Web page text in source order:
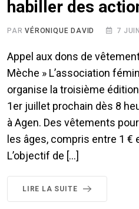
habiller des
PARVÉRONIQUE DAVID 7
Appel aux dons de
Mèche » L’association
organise la troisième
1er juillet prochain dès 8
à Agen. Des vêtements
les âges, compris entre 1 €
L’objectif de […]
LIRE LA SUITE